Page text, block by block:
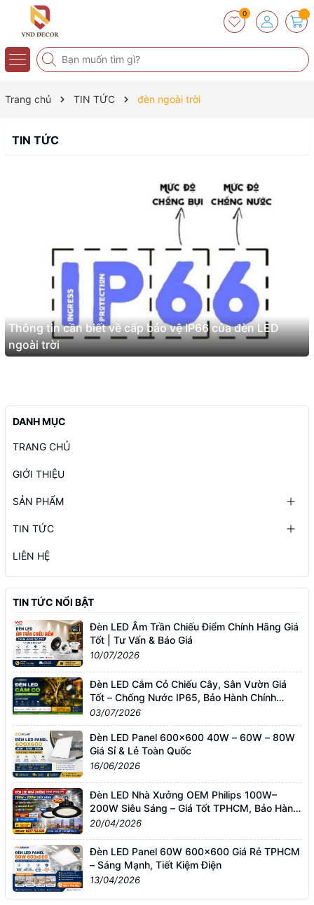
0
Trang chủ TIN TỨC đèn ngoài trời
TIN TỨC
Thông tin cần biết về cấp bảo vệ IP66 của đèn LED
ngoài trời
DANH MỤC
TRANG CHỦ
GIỚI THIỆU
SẢN PHẨM
TIN TỨC
LIÊN HỆ
TIN TỨC NỔI BẬT
Đèn LED Âm Trần Chiếu Điểm Chính Hãng Giá
Tốt | Tư Vấn & Báo Giá
10/07/2026
Đèn LED Cắm Cỏ Chiếu Cây, Sân Vườn Giá
Tốt – Chống Nước IP65, Bảo Hành Chính
Hãng
03/07/2026
Đèn LED Panel 600x600 40W – 60W – 80W
Giá Sỉ & Lẻ Toàn Quốc
16/06/2026
Đèn LED Nhà Xưởng OEM Philips 100W–
200W Siêu Sáng – Giá Tốt TPHCM, Bảo Hành
3 Năm
20/04/2026
Đèn LED Panel 60W 600x600 Giá Rẻ TPHCM
– Sáng Mạnh, Tiết Kiệm Điện
13/04/2026